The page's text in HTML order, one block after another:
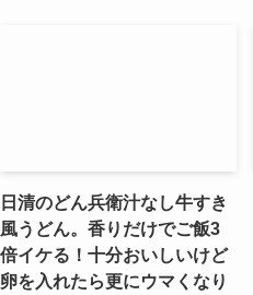
日清のどん兵衛汁なし牛すき
風うどん。香りだけでご飯3
倍イケる！十分おいしいけど
卵を入れたら更にウマくなり